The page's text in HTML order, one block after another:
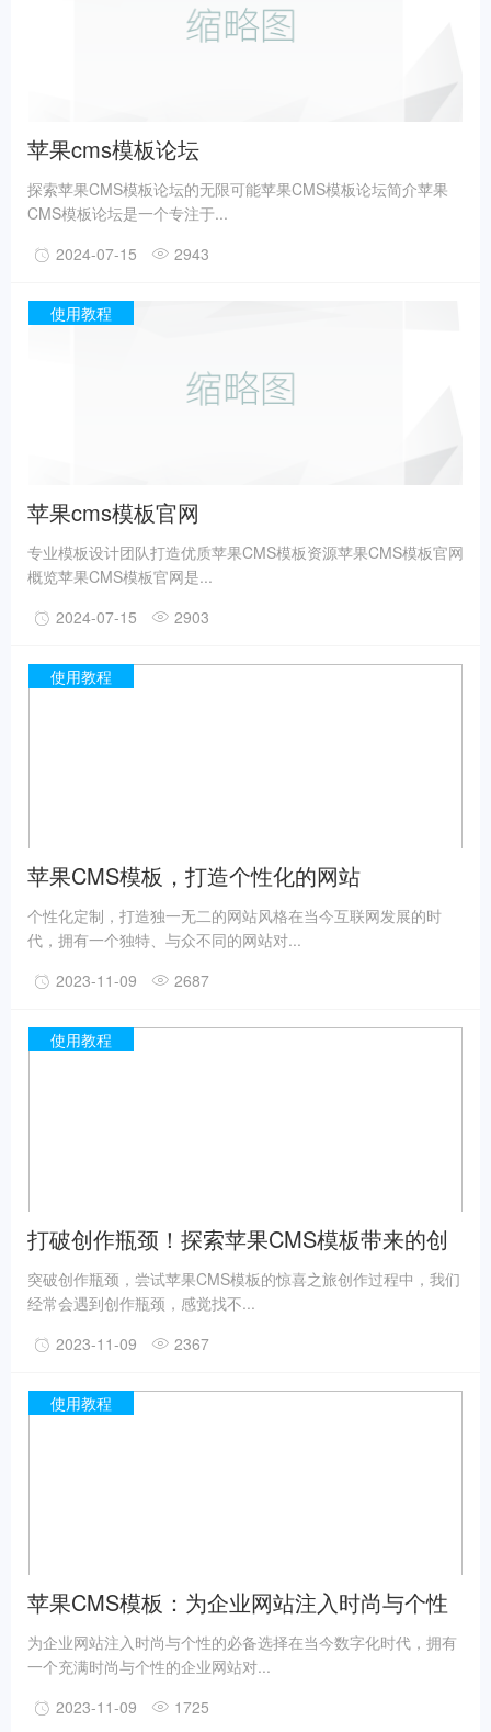
苹果cms模板论坛
探索苹果CMS模板论坛的无限可能苹果CMS模板论坛简介苹果
CMS模板论坛是一个专注于...
2024-07-15
2943
使用教程
苹果cms模板官网
专业模板设计团队打造优质苹果CMS模板资源苹果CMS模板官网
概览苹果CMS模板官网是...
2024-07-15
2903
使用教程
苹果CMS模板，打造个性化的网站
个性化定制，打造独一无二的网站风格在当今互联网发展的时
代，拥有一个独特、与众不同的网站对...
2023-11-09
2687
使用教程
打破创作瓶颈！探索苹果CMS模板带来的创
意灵感
突破创作瓶颈，尝试苹果CMS模板的惊喜之旅创作过程中，我们
经常会遇到创作瓶颈，感觉找不...
2023-11-09
2367
使用教程
苹果CMS模板：为企业网站注入时尚与个性
为企业网站注入时尚与个性的必备选择在当今数字化时代，拥有
一个充满时尚与个性的企业网站对...
2023-11-09
1725